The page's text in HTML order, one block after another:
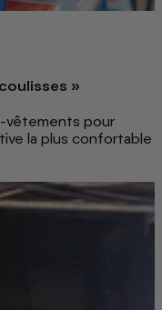
»
vêtements pour
la plus confortable